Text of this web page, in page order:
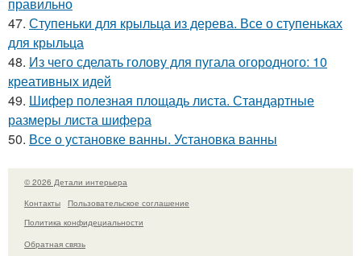
47. Ступеньки для крыльца из дерева. Все о ступеньках
для крыльца
48. Из чего сделать голову для пугала огородного: 10
креативных идей
49. Шифер полезная площадь листа. Стандартные
размеры листа шифера
50. Все о установке ванны. Установка ванны
© 2026 Детали интерьера
Контакты
Пользовательское соглашение
Политика конфидециальности
Обратная связь